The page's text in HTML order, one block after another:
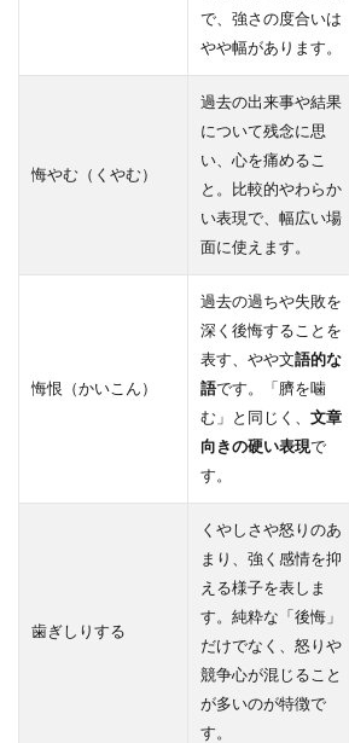
で、強さの度合いは
やや幅があります。
悔やむ（くやむ）
過去の出来事や結果
について残念に思
い、心を痛めるこ
と。比較的やわらか
い表現で、幅広い場
面に使えます。
悔恨（かいこん）
過去の過ちや失敗を
深く後悔することを
表す、やや文語的な
語です。「臍を噛
む」と同じく、 文章
向きの硬い表現で
す。
歯ぎしりする
くやしさや怒りのあ
まり、強く感情を抑
える様子を表しま
す。純粋な「後悔」
だけでなく、怒りや
競争心が混じること
が多いのが特徴で
す。